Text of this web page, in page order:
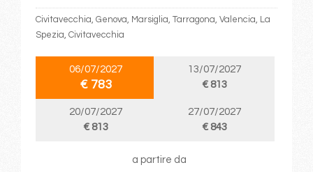
Civitavecchia, Genova, Marsiglia, Tarragona, Valencia, La
Spezia, Civitavecchia
06/07/2027
€ 783
13/07/2027
€ 813
20/07/2027
€ 813
27/07/2027
€ 843
a partire da